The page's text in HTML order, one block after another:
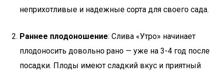
неприхотливые и надежные сорта для своего сада.
Раннее плодоношение: Слива «Утро» начинает
плодоносить довольно рано — уже на 3-4 год после
посадки. Плоды имеют сладкий вкус и приятный